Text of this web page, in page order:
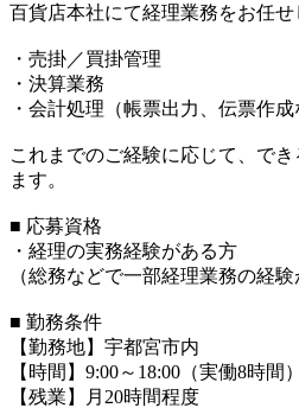
百貨店本社にて経理業務をお任せ
・売掛／買掛管理
・決算業務
・会計処理（帳票出力、伝票作成
これまでのご経験に応じて、で
ます。
■ 応募資格
・経理の実務経験がある方
（総務などで一部経理業務の経験
■ 勤務条件
【勤務地】宇都宮市内
【時間】9:00～18:00（実働8時間）
【残業】月20時間程度